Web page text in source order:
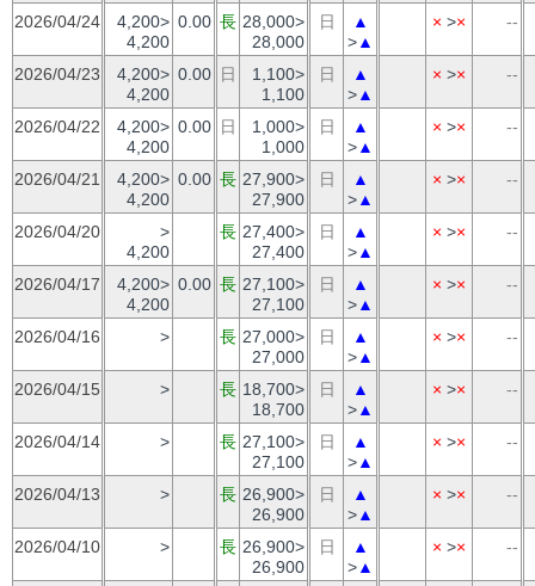
2026/04/24
4,200>
4,200
0.00 長 28,000>
28,000
日
▲
>▲
× >× --
2026/04/23
4,200>
4,200
0.00 日
1,100>
1,100
日
▲
>▲
× >× --
2026/04/22
4,200>
4,200
0.00 日
1,000>
1,000
日
▲
>▲
× >× --
2026/04/21
4,200>
4,200
0.00 長 27,900>
27,900
日
▲
>▲
× >× --
2026/04/20
>
4,200
長 27,400>
27,400
日
▲
>▲
× >× --
2026/04/17
4,200>
4,200
0.00 長 27,100>
27,100
日
▲
>▲
× >× --
2026/04/16 > 長 27,000>
27,000
日
▲
>▲
× >× --
2026/04/15 > 長 18,700>
18,700
日
▲
>▲
× >× --
2026/04/14 > 長 27,100>
27,100
日
▲
>▲
× >× --
2026/04/13 > 長 26,900>
26,900
日
▲
>▲
× >× --
2026/04/10 > 長 26,900>
26,900
日
▲
>▲
× >× --